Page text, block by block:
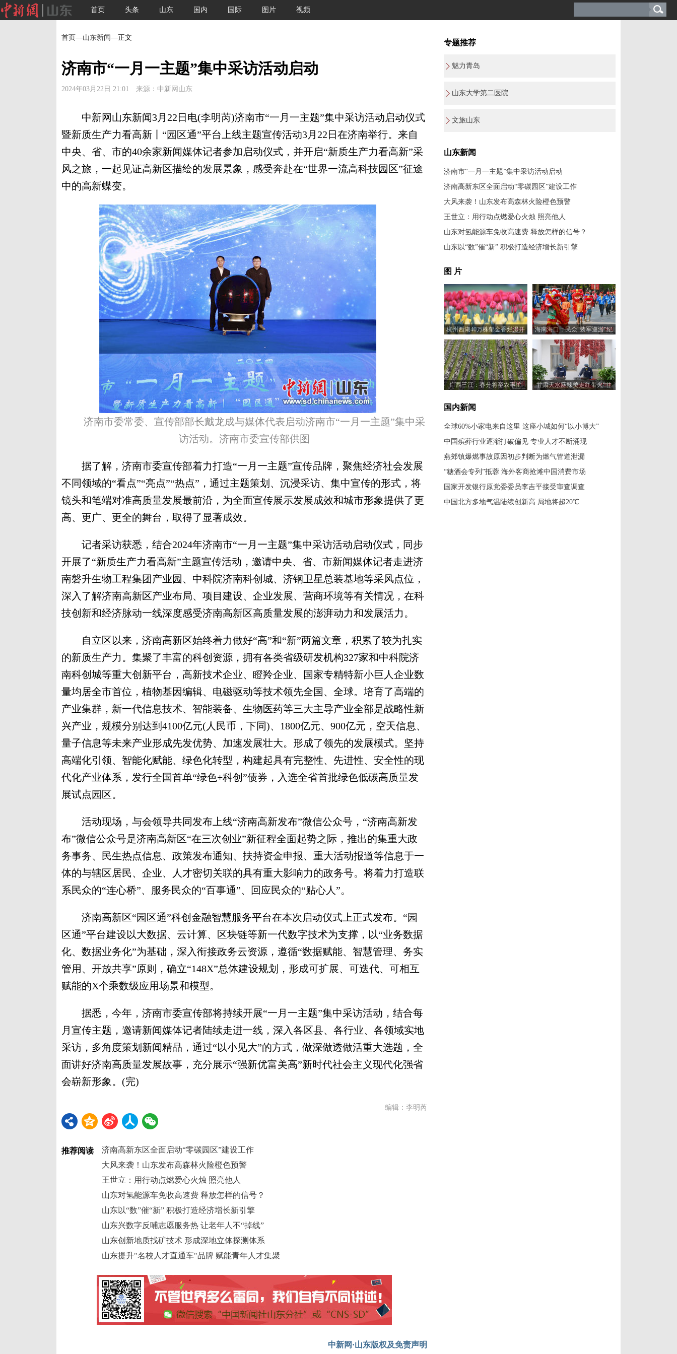
首页 头条 山东 国内 国际 图片 视频
首页—山东新闻—正文
济南市“一月一主题”集中采访活动启动
2024年03月22日 21:01 来源：中新网山东
中新网山东新闻3月22日电(李明芮)济南市“一月一主题”集中采访活动启动仪式
暨新质生产力看高新丨“园区通”平台上线主题宣传活动3月22日在济南举行。来自
中央、省、市的40余家新闻媒体记者参加启动仪式，并开启“新质生产力看高新”采
风之旅，一起见证高新区描绘的发展景象，感受奔赴在“世界一流高科技园区”征途
中的高新蝶变。
济南市委常委、宣传部部长戴龙成与媒体代表启动济南市“一月一主题”集中采
访活动。济南市委宣传部供图
据了解，济南市委宣传部着力打造“一月一主题”宣传品牌，聚焦经济社会发展
不同领域的“看点”“亮点”“热点”，通过主题策划、沉浸采访、集中宣传的形式，将
镜头和笔端对准高质量发展最前沿，为全面宣传展示发展成效和城市形象提供了更
高、更广、更全的舞台，取得了显著成效。
记者采访获悉，结合2024年济南市“一月一主题”集中采访活动启动仪式，同步
开展了“新质生产力看高新”主题宣传活动，邀请中央、省、市新闻媒体记者走进济
南磐升生物工程集团产业园、中科院济南科创城、济钢卫星总装基地等采风点位，
深入了解济南高新区产业布局、项目建设、企业发展、营商环境等有关情况，在科
技创新和经济脉动一线深度感受济南高新区高质量发展的澎湃动力和发展活力。
自立区以来，济南高新区始终着力做好“高”和“新”两篇文章，积累了较为扎实
的新质生产力。集聚了丰富的科创资源，拥有各类省级研发机构327家和中科院济
南科创城等重大创新平台，高新技术企业、瞪羚企业、国家专精特新小巨人企业数
量均居全市首位，植物基因编辑、电磁驱动等技术领先全国、全球。培育了高端的
产业集群，新一代信息技术、智能装备、生物医药等三大主导产业全部是战略性新
兴产业，规模分别达到4100亿元(人民币，下同)、1800亿元、900亿元，空天信息、
量子信息等未来产业形成先发优势、加速发展壮大。形成了领先的发展模式。坚持
高端化引领、智能化赋能、绿色化转型，构建起具有完整性、先进性、安全性的现
代化产业体系，发行全国首单“绿色+科创”债券，入选全省首批绿色低碳高质量发
展试点园区。
活动现场，与会领导共同发布上线“济南高新发布”微信公众号，“济南高新发
布”微信公众号是济南高新区“在三次创业”新征程全面起势之际，推出的集重大政
务事务、民生热点信息、政策发布通知、扶持资金申报、重大活动报道等信息于一
体的与辖区居民、企业、人才密切关联的具有重大影响力的政务号。将着力打造联
系民众的“连心桥”、服务民众的“百事通”、回应民众的“贴心人”。
济南高新区“园区通”科创金融智慧服务平台在本次启动仪式上正式发布。“园
区通”平台建设以大数据、云计算、区块链等新一代数字技术为支撑，以“业务数据
化、数据业务化”为基础，深入衔接政务云资源，遵循“数据赋能、智慧管理、务实
管用、开放共享”原则，确立“148X”总体建设规划，形成可扩展、可迭代、可相互
赋能的X个乘数级应用场景和模型。
据悉，今年，济南市委宣传部将持续开展“一月一主题”集中采访活动，结合每
月宣传主题，邀请新闻媒体记者陆续走进一线，深入各区县、各行业、各领域实地
采访，多角度策划新闻精品，通过“以小见大”的方式，做深做透做活重大选题，全
面讲好济南高质量发展故事，充分展示“强新优富美高”新时代社会主义现代化强省
会崭新形象。(完)
编辑：李明芮
推荐阅读
济南高新东区全面启动“零碳园区”建设工作
大风来袭！山东发布高森林火险橙色预警
王世立：用行动点燃爱心火烛 照亮他人
山东对氢能源车免收高速费 释放怎样的信号？
山东以“数”催“新” 积极打造经济增长新引擎
山东兴数字反哺志愿服务热 让老年人不“掉线”
山东创新地质找矿技术 形成深地立体探测体系
山东提升"名校人才直通车"品牌 赋能青年人才集聚
中新网·山东版权及免责声明
专题推荐
魅力青岛
山东大学第二医院
文旅山东
山东新闻
济南市“一月一主题”集中采访活动启动
济南高新东区全面启动“零碳园区”建设工作
大风来袭！山东发布高森林火险橙色预警
王世立：用行动点燃爱心火烛 照亮他人
山东对氢能源车免收高速费 释放怎样的信号？
山东以“数”催“新” 积极打造经济增长新引擎
图 片
杭州西湖40万株郁金香烂漫开
放醉游人
海南海口：民众"装军巡游"纪
念冼夫人
广西三江：春分将至农事忙
甘肃天水麻辣烫走红带火“甘
国内新闻
全球60%小家电来自这里 这座小城如何“以小博大”
中国殡葬行业逐渐打破偏见 专业人才不断涌现
燕郊镇爆燃事故原因初步判断为燃气管道泄漏
“糖酒会专列”抵蓉 海外客商抢滩中国消费市场
国家开发银行原党委委员李吉平接受审查调查
中国北方多地气温陆续创新高 局地将超20℃